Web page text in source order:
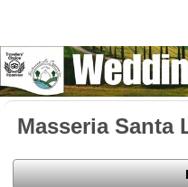
Masseria Santa